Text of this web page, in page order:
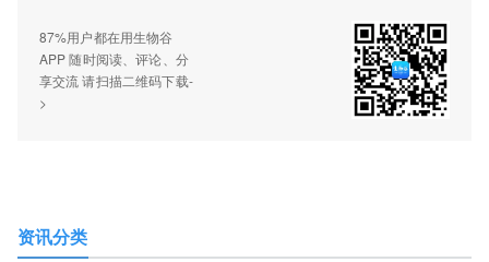
87%用户都在用生物谷
APP 随时阅读、评论、分
享交流 请扫描二维码下载-
>
资讯分类